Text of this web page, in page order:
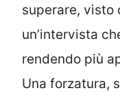
superare, visto
un’intervista
rendendo più
Una forzatura,